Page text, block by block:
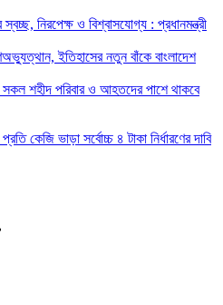
স্বচ্ছ, নিরপেক্ষ ও বিশ্বাসযোগ্য : প্রধানমন্ত্রী
ইতিহাসের নতুন বাঁকে বাংলাদেশ
শহীদ পরিবার ও আহতদের পাশে থাকবে
কেজি ভাড়া সর্বোচ্চ ৪ টাকা নির্ধারণের দাবি